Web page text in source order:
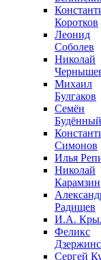
Коротков
Леонид
Соболев
Николай
Михаил
Булгаков
Семён
Будённый
Симонов
Илья
Николай
Карамзин
Радищев
И.А.
Феликс
Сергей